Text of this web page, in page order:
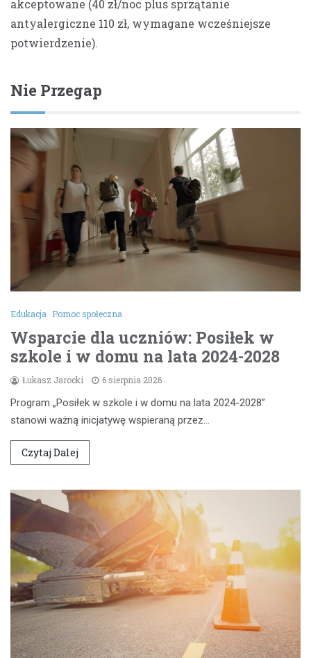
akceptowane (40 zł/noc plus sprzątanie
antyalergiczne 110 zł, wymagane wcześniejsze
potwierdzenie).
Nie Przegap
Edukacja Pomoc społeczna
Wsparcie dla uczniów: Posiłek w
szkole i w domu na lata 2024-2028
Łukasz Jarocki 6 sierpnia 2026
Program „Posiłek w szkole i w domu na lata 2024-2028”
stanowi ważną inicjatywę wspieraną przez…
Czytaj Dalej